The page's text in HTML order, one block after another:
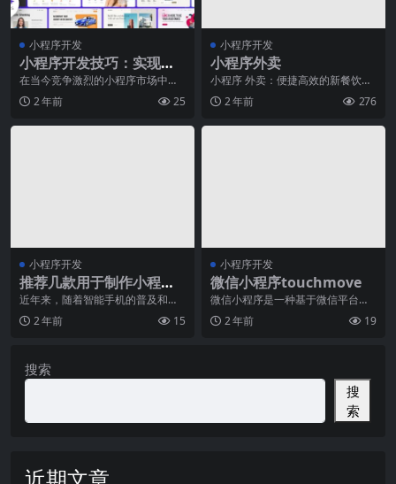
小程序开发
小程序开发技巧：实现独
特功能的秘诀
在当今竞争激烈的小程序市场中，
开发独特功能对于脱颖而出至关重
要。本文将分享一些实
2 年前 25
小程序开发
小程序外卖
小程序 外卖：便捷高效的新餐饮模
式随着移动互联网的发展和智能手
机的普及，生活方式
2 年前 276
小程序开发
推荐几款用于制作小程序
的软件
近年来，随着智能手机的普及和移
动互联网的快速发展，小程序已经
成为了人们生活中不可
2 年前 15
小程序开发
微信小程序touchmove
微信小程序是一种基于微信平台的
应用程序，它具有轻量级、高效率
和跨平台的特点。在微
2 年前 19
搜索
搜
索